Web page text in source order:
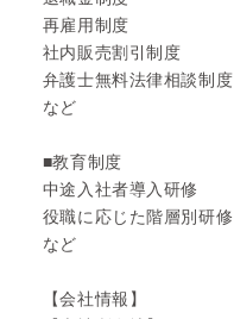
再雇用制度
社内販売割引制度
弁護士無料法律相談制度
など
■教育制度
中途入社者導入研修
役職に応じた階層別研修
など
【会社情報】